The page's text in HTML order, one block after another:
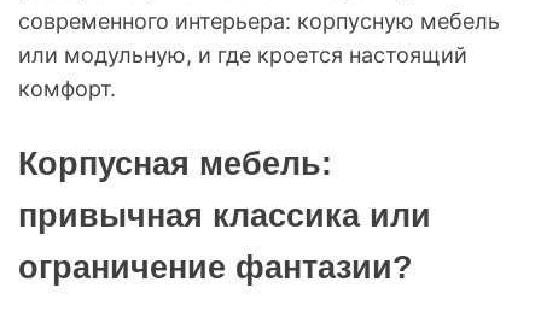
современного интерьера: корпусную мебель
или модульную, и где кроется настоящий
комфорт.
Корпусная мебель:
привычная классика или
ограничение фантазии?